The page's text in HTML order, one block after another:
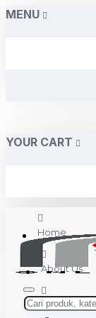
MENU
YOUR CART
Home
About Us
Contact